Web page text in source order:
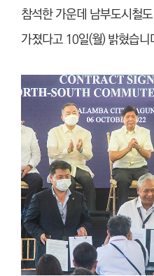
참석한 가운데 남부도시철
가졌다고 10일(월) 밝혔습니